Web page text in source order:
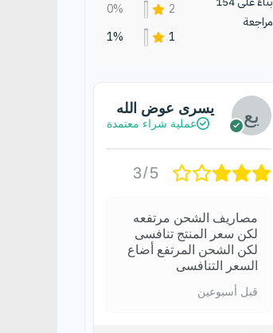
مراجعة
2
0%
1
1%
يسرى عوض الله
عملية شراء معتمدة
3/5
مصاريف الشحن مرتفعه
لكن سعر المنتج تنافسى
لكن الشحن المرتفع أضاع
السعر التنافسى
قبل أسبوعين